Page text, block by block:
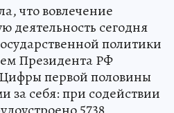
что вовлечение
деятельность сегодня
политики
Президента РФ
первой половины
за себя: при содействии